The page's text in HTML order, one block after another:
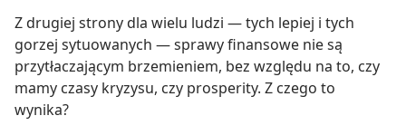
Z drugiej strony dla wielu ludzi — tych lepiej i tych
gorzej sytuowanych — sprawy finansowe nie są
przytłaczającym brzemieniem, bez względu na to, czy
mamy czasy kryzysu, czy prosperity. Z czego to
wynika?